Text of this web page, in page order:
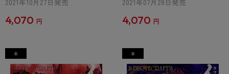
2021年10月27日発売
4,070 円
2021年07月28日発売
4,070 円